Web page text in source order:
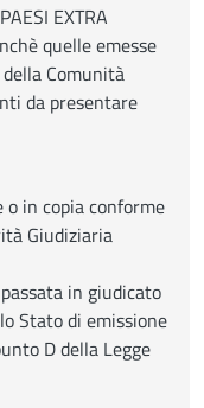
EXTRA
quelle emesse
Comunità
da presentare
in copia conforme
Giudiziaria
in giudicato
Stato di emissione
D della Legge